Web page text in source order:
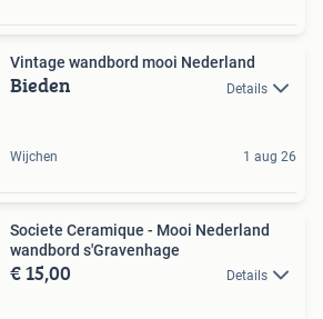
Vintage wandbord mooi Nederland
Bieden Details
Wijchen 1 aug 26
Societe Ceramique - Mooi Nederland
wandbord s'Gravenhage
€ 15,00 Details